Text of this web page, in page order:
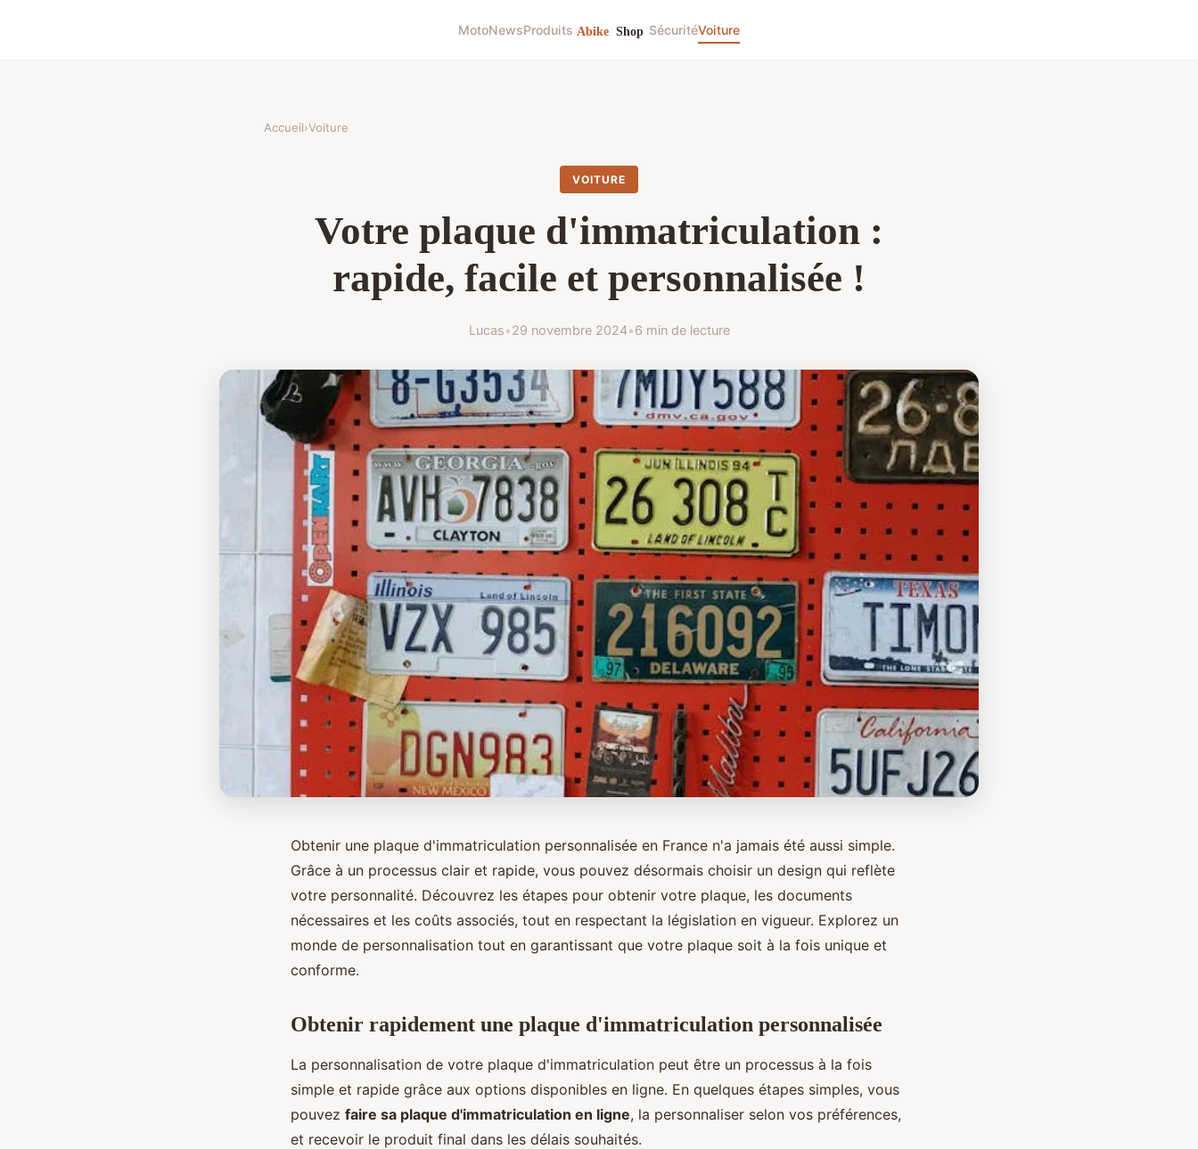
MotoNewsProduits SécuritéVoiture
Accueil›Voiture
VOITURE
Votre plaque d'immatriculation :
rapide, facile et personnalisée !
Lucas•29 novembre 2024•6 min de lecture
Obtenir une plaque d'immatriculation personnalisée en France n'a jamais été aussi simple.
Grâce à un processus clair et rapide, vous pouvez désormais choisir un design qui reflète
votre personnalité. Découvrez les étapes pour obtenir votre plaque, les documents
nécessaires et les coûts associés, tout en respectant la législation en vigueur. Explorez un
monde de personnalisation tout en garantissant que votre plaque soit à la fois unique et
conforme.
Obtenir rapidement une plaque d'immatriculation personnalisée
La personnalisation de votre plaque d'immatriculation peut être un processus à la fois
simple et rapide grâce aux options disponibles en ligne. En quelques étapes simples, vous
pouvez faire sa plaque d'immatriculation en ligne, la personnaliser selon vos préférences,
et recevoir le produit final dans les délais souhaités.